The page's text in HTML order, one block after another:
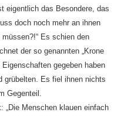
eigentlich das Besondere, das
doch noch mehr an ihnen
Es schien den
der so genannten „Krone
gegeben haben
grübelten. Es fiel ihnen nichts
Gegenteil.
„Die Menschen klauen einfach